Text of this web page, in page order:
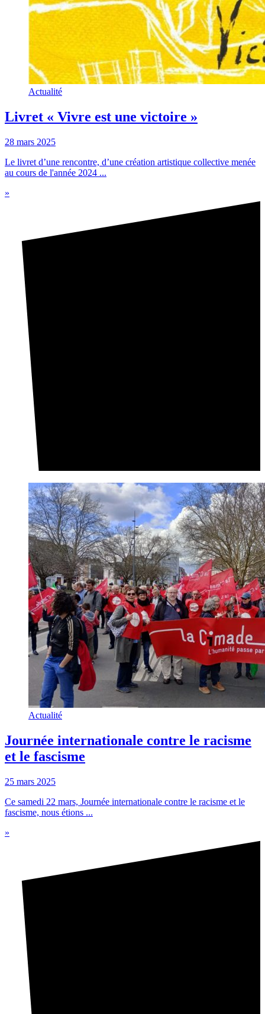
Actualité
Livret « Vivre est une victoire »
28 mars 2025
Le livret d’une rencontre, d’une création artistique collective menée
au cours de l'année 2024 ...
»
Actualité
Journée internationale contre le racisme
et le fascisme
25 mars 2025
Ce samedi 22 mars, Journée internationale contre le racisme et le
fascisme, nous étions ...
»